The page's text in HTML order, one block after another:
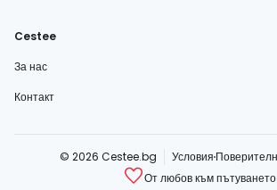
Cestee
За нас
Контакт
© 2026 Cestee.bg Условия
От любов към пътуването